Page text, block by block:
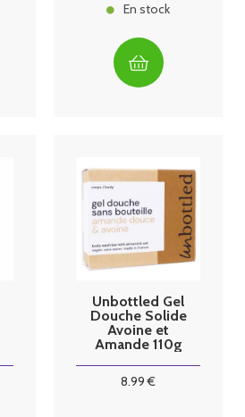
En stock
Unbottled Gel
Douche Solide
Avoine et
Amande 110g
8.99 €